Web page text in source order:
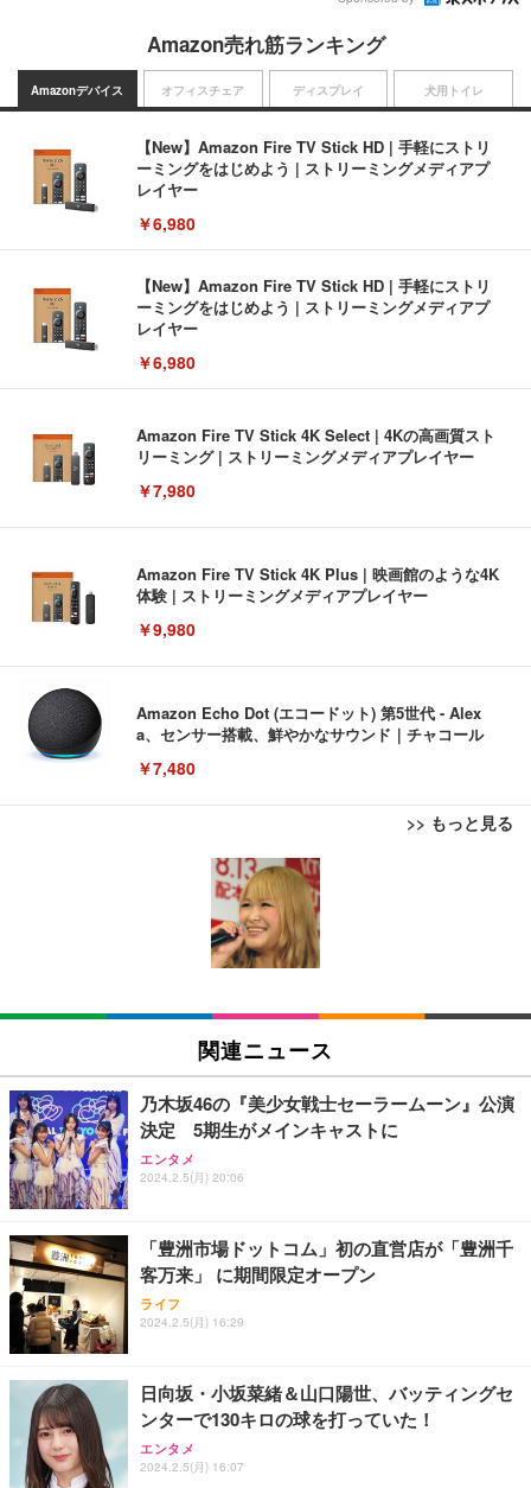
Amazon売れ筋ランキング
Amazonデバイス
【New】Amazon Fire TV Stick HD | 手軽にストリ
ーミングをはじめよう | ストリーミングメディアプ
レイヤー
￥6,980
【New】Amazon Fire TV Stick HD | 手軽にストリ
ーミングをはじめよう | ストリーミングメディアプ
レイヤー
￥6,980
Amazon Fire TV Stick 4K Select | 4Kの高画質スト
リーミング | ストリーミングメディアプレイヤー
￥7,980
Amazon Fire TV Stick 4K Plus | 映画館のような4K
体験 | ストリーミングメディアプレイヤー
￥9,980
Amazon Echo Dot (エコードット) 第5世代 - Alex
a、センサー搭載、鮮やかなサウンド｜チャコール
￥7,480
>> もっと見る
オフィスチェア
[EdoErgo] オフィスチェア 椅子 テレワーク 疲れな
い 跳ね上げ式アームレスト コンパクト 約105度ロッ
キング pc 事務椅子 360度回転 座面昇降 強化ナイロ
ン樹脂ベース 通気性メッシュ 在宅ワーク H-WY01
(黒網+黒枠+黒足)
SIHOO B100 オフィスチェア／デスクチェア メッシ
ュチェア 人間工学 疲れない ブラック
￥27,999
Sezlife オフィスチェア デスクチェア 疲れない テレ
ワーク チェア 強化バックレスト 30度ロッキング機
能 人間工学 椅子 腰サポート 90度跳ね上げ式アーム
務用 おしゃれ パソコンチェア (ブラック)
Sezlife オフィスチェア デスクチェア 疲れない テレ
ワーク チェア 強化バックレスト 30度ロッキング機
能 人間工学 椅子 腰サポート 90度跳ね上げ式アーム
務用 おしゃれ パソコンチェア (ホワイト)
ANDWINT オフィスチェア デスクチェア 肘なし メ
ッシュ 通気性 ランバーサポート付き 腰サポート ガ
ス圧無段階昇降 360度回転 キャスター付き コンパク
ディスプレイ
EIZO ビジネス向けプレミアムモニター | FlexScan
EV3240X-WT | 31.5型4K UHD・USB Type-C・ホワ
￥105,595
EIZO ビジネス向けプレミアムモニター | FlexScan
￥109,572
【純正品】27"ゲーミングモニター DualSense 充電
フック付き（CFI-ZDM1J）
【整備済み品】Dell E2724HS 27インチ 液晶モニタ
ー フルHD（1920×1080）VA 非光沢 HDMI/DisplayP
ort/VGA スピーカー内蔵 高さ調整 スイベル VESA対
【MiniLED/24.5inch/280Hz/FHD】GRAPHT THE S
HOOTER Gaming Monitor 24” Essential ゲーミン
グモニター QD 24.5インチ 1ms FHD 量子ドット 残
犬用トイレ
Amazonベーシック ペットシーツ 薄型 レギュラー 1
回使い捨て 無香料 ホワイト 300枚
Amazonベーシック ペットシーツ 厚型 ワイド 42枚
x2袋(84枚) ホワイト(吸収面:ライトブルー)
￥3,234
ネオ・ルーライフ ネオ・オムツ L 中型犬用 26枚入
り 単品
Smart Basic(スマートベーシック) 【Amazon.co.jp
限定】 Smart Basic アイリスオーヤマ ペットシーツ
超厚型 お徳用 ワイド 100枚入 (x 1) (ケース販売)
アイリスオーヤマ ペットシーツ 超厚型 お徳用 レギ
ュラー 200枚入【Amazon.co.jp限定】
関連ニュース
乃木坂46の『美少女戦士セーラームーン』公演
決定 5期生がメインキャストに
エンタメ
2024.2.5(月) 20:06
「豊洲市場ドットコム」初の直営店が「豊洲千
客万来」 に期間限定オープン
ライフ
2024.2.5(月) 16:29
日向坂・小坂菜緒＆山口陽世、バッティングセ
ンターで130キロの球を打っていた！
エンタメ
2024.2.5(月) 16:07